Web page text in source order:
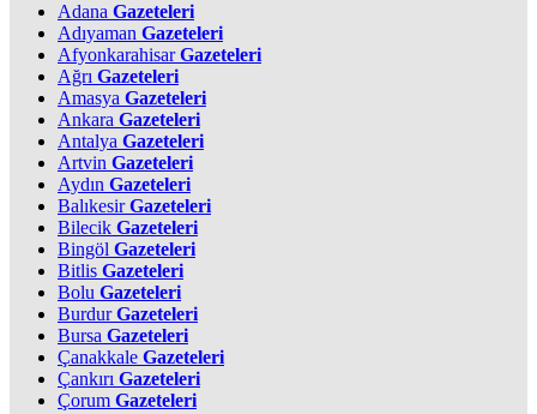
Adana Gazeteleri
Adıyaman Gazeteleri
AfyonkarahisarGazeteleri
Ağrı Gazeteleri
Amasya Gazeteleri
Ankara Gazeteleri
Antalya Gazeteleri
Artvin Gazeteleri
Aydın Gazeteleri
BalıkesirGazeteleri
Bilecik Gazeteleri
Bingöl Gazeteleri
Bitlis Gazeteleri
Bolu Gazeteleri
BurdurGazeteleri
Bursa Gazeteleri
Çanakkale Gazeteleri
Çankırı Gazeteleri
Çorum Gazeteleri